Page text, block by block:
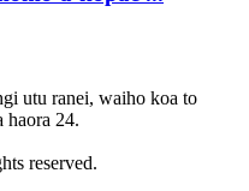
utu ranei, waiho koa to
haora 24.
reserved.